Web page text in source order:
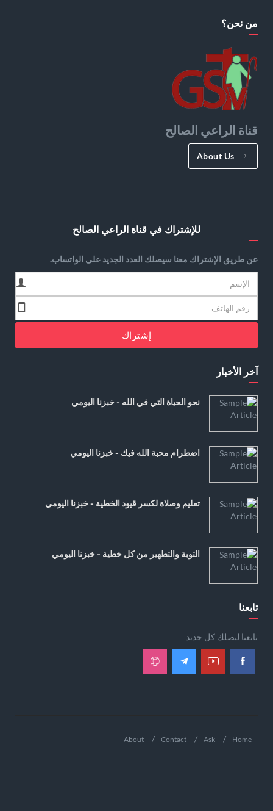
من نحن؟
قناة الراعي الصالح
About Us
للإشتراك في قناة الراعي الصالح
عن طريق الإشتراك معنا سيصلك العدد الجديد على الواتساب.
إشتراك
آخر الأخبار
نحو الحياة التي في الله - خبزنا اليومي
اضطرام محبة الله فيك - خبزنا اليومي
تعليم وصلاة لكسر قيود الخطية - خبزنا اليومي
التوبة والتطهير من كل خطية - خبزنا اليومي
تابعنا
تابعنا ليصلك كل جديد
Home
Ask
Contact
About